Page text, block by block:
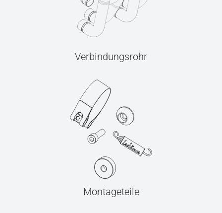
Verbindungsrohr
Montageteile